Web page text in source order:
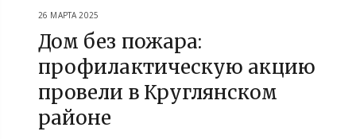
26 МАРТА 2025
Дом без пожара:
профилактическую акцию
провели в Круглянском
районе